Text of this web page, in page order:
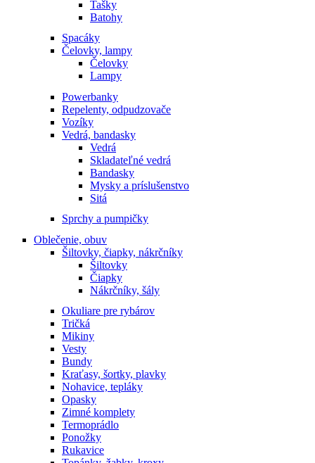
Tašky
Batohy
Spacáky
Čelovky, lampy
Čelovky
Lampy
Powerbanky
Repelenty, odpudzovače
Vozíky
Vedrá, bandasky
Vedrá
Skladateľné vedrá
Bandasky
Mysky a príslušenstvo
Sitá
Sprchy a pumpičky
Oblečenie, obuv
Šiltovky, čiapky, nákrčníky
Šiltovky
Čiapky
Nákrčníky, šály
Okuliare pre rybárov
Tričká
Mikiny
Vesty
Bundy
Kraťasy, šortky, plavky
Nohavice, tepláky
Opasky
Zimné komplety
Termoprádlo
Ponožky
Rukavice